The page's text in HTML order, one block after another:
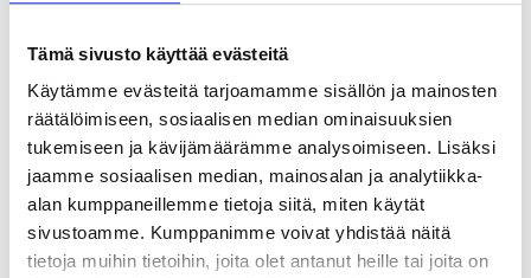
Tämä sivusto käyttää evästeitä
Käytämme evästeitä tarjoamamme sisällön ja mainosten
räätälöimiseen, sosiaalisen median ominaisuuksien
tukemiseen ja kävijämäärämme analysoimiseen. Lisäksi
jaamme sosiaalisen median, mainosalan ja analytiikka-
alan kumppaneillemme tietoja siitä, miten käytät
sivustoamme. Kumppanimme voivat yhdistää näitä
tietoja muihin tietoihin, joita olet antanut heille tai joita on